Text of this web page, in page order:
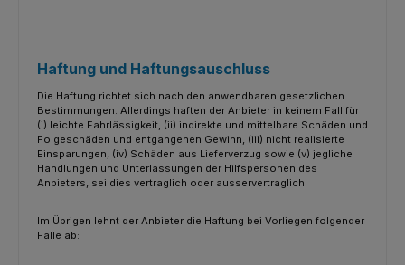
Haftung und Haftungsauschluss
Die Haftung richtet sich nach den anwendbaren gesetzlichen
Bestimmungen. Allerdings haften der Anbieter in keinem Fall für
(i) leichte Fahrlässigkeit, (ii) indirekte und mittelbare Schäden und
Folgeschäden und entgangenen Gewinn, (iii) nicht realisierte
Einsparungen, (iv) Schäden aus Lieferverzug sowie (v) jegliche
Handlungen und Unterlassungen der Hilfspersonen des
Anbieters, sei dies vertraglich oder ausservertraglich.
Im Übrigen lehnt der Anbieter die Haftung bei Vorliegen folgender
Fälle ab: